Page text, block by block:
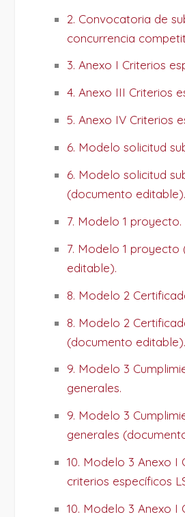
2. Convocatoria de
concurrencia
3. Anexo I Criterios
4. Anexo III Criterios
5. Anexo IV Criterios
6. Modelo solicitud
6. Modelo solicitud
(documento editable).
7. Modelo 1 proyecto.
7. Modelo 1 proyecto
editable).
8. Modelo 2
8. Modelo 2
(documento editable).
9. Modelo 3
generales.
9. Modelo 3
generales
10. Modelo 3 Anexo I
criterios específicos
10. Modelo 3 Anexo I